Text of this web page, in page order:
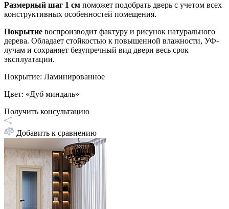
Размерный шаг 1 см поможет подобрать дверь с учетом всех
конструктивных особенностей помещения.
Покрытие воспроизводит фактуру и рисунок натурального
дерева. Обладает стойкостью к повышенной влажности, УФ-
лучам и сохраняет безупречный вид двери весь срок
эксплуатации.
Покрытие: Ламинированное
Цвет: «Дуб миндаль»
Получить консультацию
Добавить к сравнению